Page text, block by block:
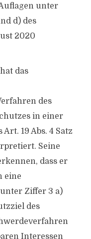
unter
d) des
2020
das
des
in einer
19 Abs. 4 Satz
Seine
dass er
eine
Ziffer 3 a)
des
Interessen